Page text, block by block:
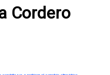
Cordero